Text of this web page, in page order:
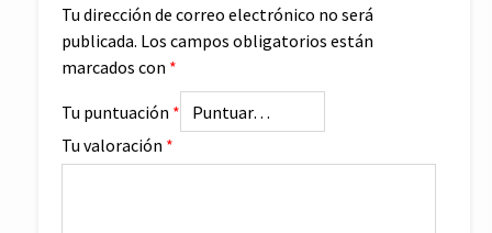
Tu dirección de correo electrónico no será
publicada. Los campos obligatorios están
marcados con *
Tu puntuación *
Tu valoración *